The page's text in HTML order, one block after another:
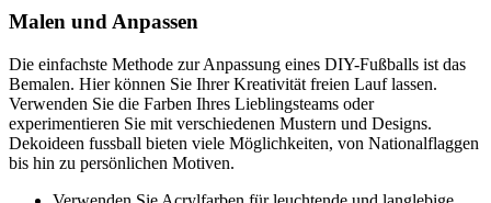
Malen und Anpassen
Die einfachste Methode zur Anpassung eines DIY-Fußballs ist das
Bemalen. Hier können Sie Ihrer Kreativität freien Lauf lassen.
Verwenden Sie die Farben Ihres Lieblingsteams oder
experimentieren Sie mit verschiedenen Mustern und Designs.
Dekoideen fussball bieten viele Möglichkeiten, von Nationalflaggen
bis hin zu persönlichen Motiven.